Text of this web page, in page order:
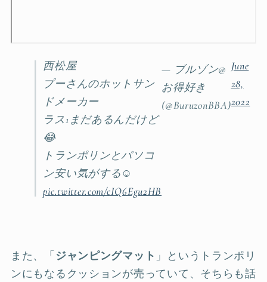
西松屋
プーさんのホットサン
ドメーカー
ラス1まだあるんだけど
😂
トランポリンとパソコ
ン安い気がする☺️
pic.twitter.com/cIQ6Egu2HB
— ブルゾン@
お得好き
(@BuruzonBBA)
June
28,
2022
また、「 ジャンピングマット 」というトランポリ
ンにもなるクッションが売っていて、そちらも話